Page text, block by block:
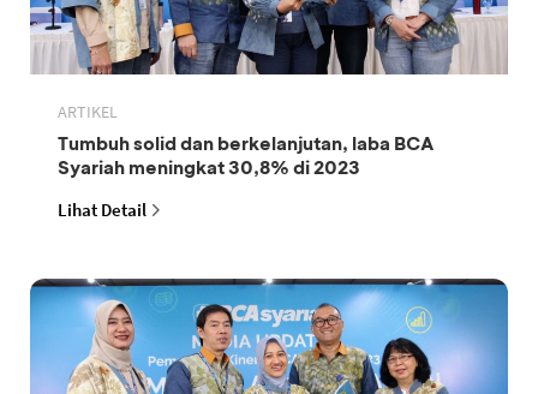
ARTIKEL
Tumbuh solid dan berkelanjutan, laba BCA
Syariah meningkat 30,8% di 2023
Lihat Detail